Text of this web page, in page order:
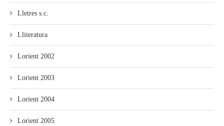
Lletres s.c.
Lliteratura
Lorient 2002
Lorient 2003
Lorient 2004
Lorient 2005